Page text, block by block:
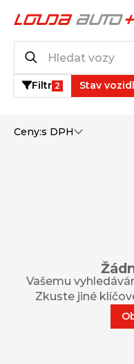
Filtr 2 Stav
Ceny:s DPH
Vašemu
Zkuste jiné